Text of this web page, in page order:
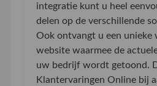
integratie kunt u heel
delen op de verschillende
Ook ontvangt u een unieke
website waarmee de
uw bedrijf wordt getoond.
Klantervaringen Online bij